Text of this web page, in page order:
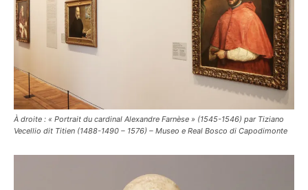
À droite : « Portrait du cardinal Alexandre Farnèse » (1545-1546) par Tiziano
Vecellio dit Titien (1488-1490 – 1576) – Museo e Real Bosco di Capodimonte